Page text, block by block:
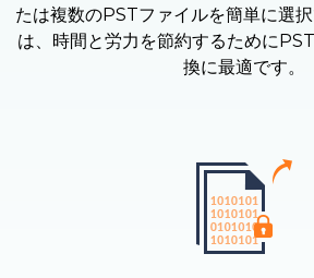
たは複数のPSTファイルを簡単に選
は、時間と労力を節約するために
換に最適です。